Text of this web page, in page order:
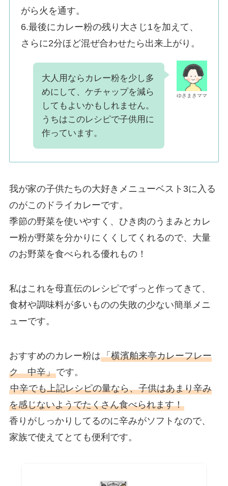
がら火を通す。
6.最後にカレー粉の残り大さじ1を加えて、
さらに2分ほど混ぜ合わせたら出来上がり。
ゆきまきママ
大人用ならカレー粉を少し多
めにして、ケチャップを減ら
してもよいかもしれません。
うちはこのレシピで子供用に
作っています。
我が家の子供たちの大好きメニューベスト3に入る
のがこのドライカレーです。
季節の野菜を使いやすく、ひき肉のうまみとカレ
ー粉が野菜を分かりにくくしてくれるので、大量
のお野菜を食べられる優れもの！
私はこれを母直伝のレシピでずっと作ってきて、
食材や調味料が多いものの失敗の少ない簡単メニ
ューです。
おすすめのカレー粉は「横濱舶来亭カレーフレー
ク 中辛」です。
中辛でも上記レシピの量なら、子供はあまり辛み
を感じないようでたくさん食べられます！
香りがしっかりしてるのに辛みがソフトなので、
家族で使えてとても便利です。